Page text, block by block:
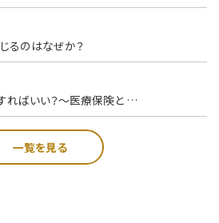
るのはなぜか？
ればいい？～医療保険と …
一覧を見る